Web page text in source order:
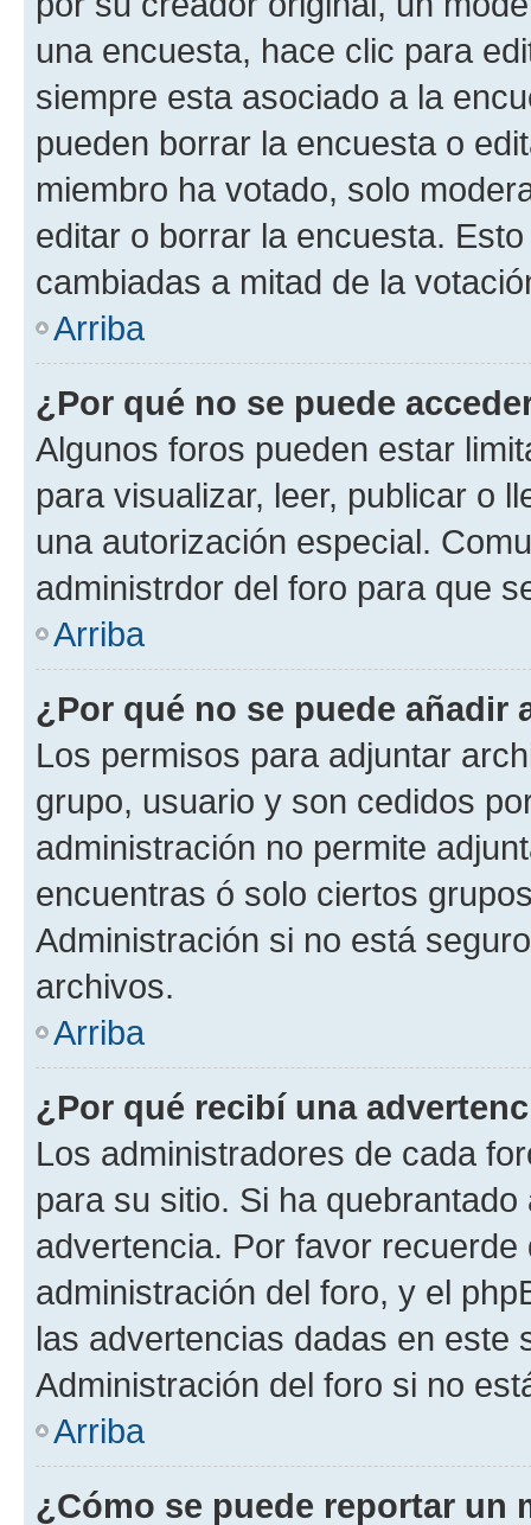
una encuesta, hace clic para
siempre esta asociado a la
pueden borrar la encuesta o
miembro ha votado, solo
editar o borrar la encuesta.
cambiadas a mitad de la
Arriba
¿Por qué no se puede
Algunos foros pueden estar
para visualizar, leer, publicar o
una autorización especial.
administrdor del foro para que
Arriba
¿Por qué no se puede añadir
Los permisos para adjuntar
grupo, usuario y son cedidos
administración no permite
encuentras ó solo ciertos
Administración si no está
archivos.
Arriba
¿Por qué recibí una
Los administradores de cada
para su sitio. Si ha
advertencia. Por favor
administración del foro, y el
las advertencias dadas en este
Administración del foro si no
Arriba
¿Cómo se puede reportar un